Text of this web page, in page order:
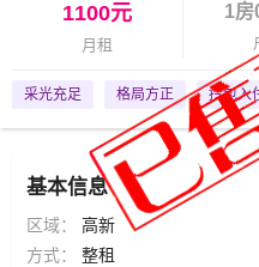
1100元
月租
1房
采光充足 格局方正 拎包入
基本信息
区域： 高新
方式：
整租